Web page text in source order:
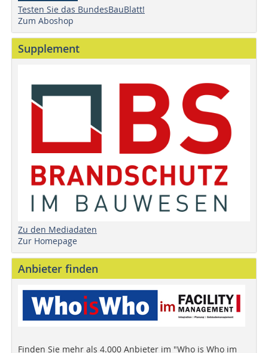
Testen Sie das BundesBauBlatt!
Zum Aboshop
Supplement
Zu den Mediadaten
Zur Homepage
Anbieter finden
Finden Sie mehr als 4.000 Anbieter im "Who is Who im